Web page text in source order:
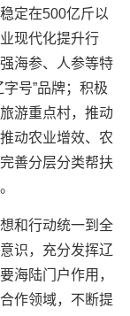
定在500亿斤以
现代化提升行
海参、人参等特
号”品牌；积极
游重点村，推动
动农业增效、农
善分层分类帮扶
和行动统一到全
识，充分发挥辽
海陆门户作用，
作领域，不断提